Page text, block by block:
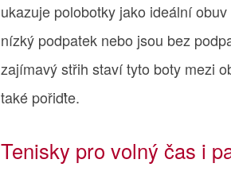
ukazuje polobotky jako ideální
nízký podpatek nebo jsou bez
zajímavý střih staví tyto boty mezi
také pořiďte.
Tenisky pro volný čas i